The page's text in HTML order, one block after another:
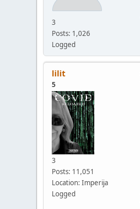
3
Posts: 1,026
Logged
lilit
5
3
Posts: 11,051
Location: Imperija
Logged